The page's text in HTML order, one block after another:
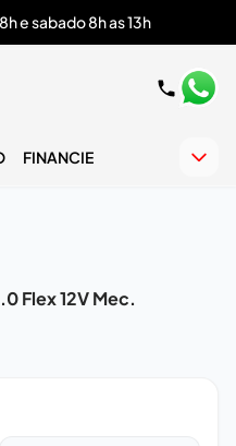
e sabado 8h as 13h
FINANCIE
Flex 12V Mec.